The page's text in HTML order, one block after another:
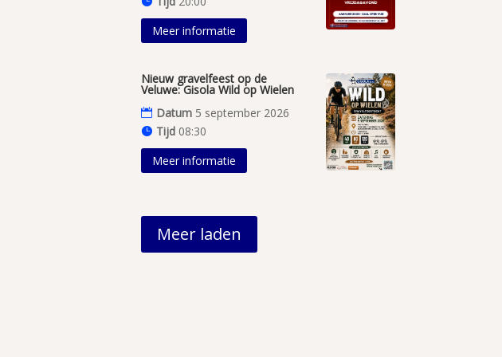
Meer informatie
Nieuw gravelfeest op de
Veluwe: Gisola Wild op Wielen
Datum 5 september 2026
Tijd 08:30
Meer informatie
Meer laden